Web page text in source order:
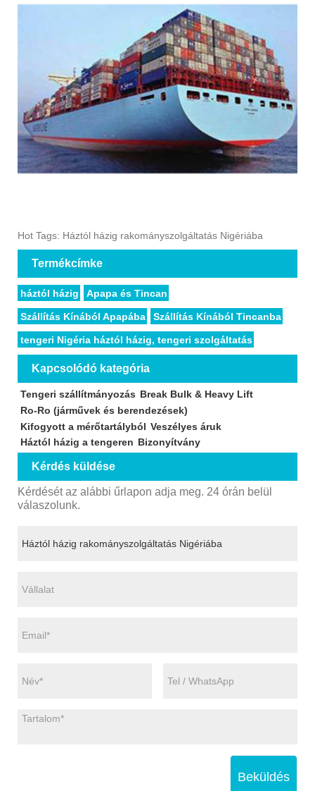
Hot Tags: Háztól házig rakományszolgáltatás Nigériába
Termékcímke
háztól házig Apapa és Tincan
Szállítás Kínából Apapába Szállítás Kínából Tincanba
tengeri Nigéria háztól házig, tengeri szolgáltatás
Kapcsolódó kategória
Tengeri szállítmányozás Break Bulk & Heavy Lift
Ro-Ro (járművek és berendezések)
Kifogyott a mérőtartályból Veszélyes áruk
Háztól házig a tengeren Bizonyítvány
Kérdés küldése
Kérdését az alábbi űrlapon adja meg. 24 órán belül
válaszolunk.
Beküldés